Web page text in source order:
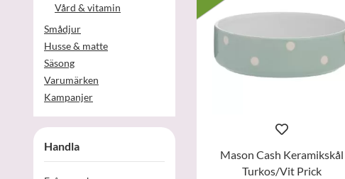
Vård & vitamin
Smådjur
Husse & matte
Säsong
Varumärken
Kampanjer
Handla
Mason Cash Keramikskål
Turkos/Vit Prick